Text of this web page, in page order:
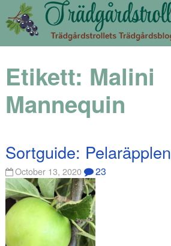
Etikett: Malini
Mannequin
Sortguide: Pelaräpplen
October 13, 2020 23